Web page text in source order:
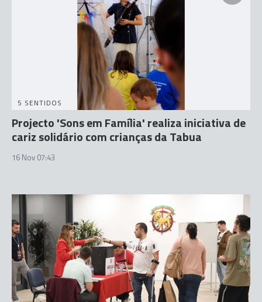
5 SENTIDOS
Projecto 'Sons em Família' realiza iniciativa de
cariz solidário com crianças da Tabua
16 Nov 07:43